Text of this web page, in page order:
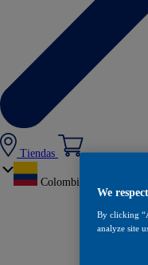
Tiendas
Colombia
We
By clicking
analyze site